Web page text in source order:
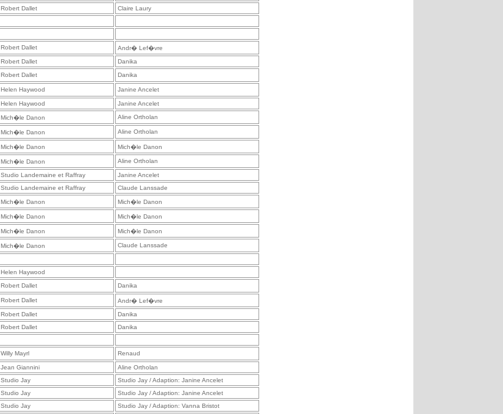
Robert Dallet
Claire Laury
Robert Dallet
Andr� Lef�vre
Robert Dallet
Danika
Robert Dallet Danika
Helen Haywood Janine Ancelet
Helen Haywood
Janine Ancelet
Mich�le Danon Aline Ortholan
Mich�le Danon Aline Ortholan
Mich�le Danon Mich�le Danon
Mich�le Danon Aline Ortholan
Studio Landemaine et Raffray
Janine Ancelet
Studio Landemaine et Raffray
Claude Lanssade
Mich�le Danon Mich�le Danon
Mich�le Danon Mich�le Danon
Mich�le Danon Mich�le Danon
Mich�le Danon Claude Lanssade
Helen Haywood
Robert Dallet Danika
Robert Dallet
Andr� Lef�vre
Robert Dallet
Danika
Robert Dallet
Danika
Willy Mayrl Renaud
Jean Giannini
Aline Ortholan
Studio Jay
Studio Jay / Adaption: Janine Ancelet
Studio Jay
Studio Jay / Adaption: Janine Ancelet
Studio Jay Studio Jay / Adaption: Vanna Bristot